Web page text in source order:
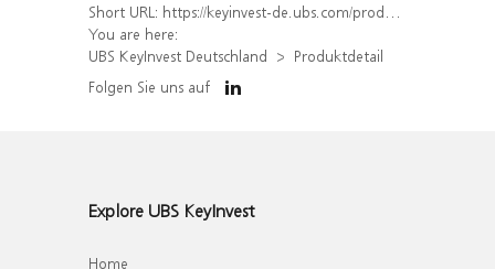
Short URL: https://keyinvest-de.ubs.com/produkt/detail/index/isin/DE000WA34FW1
You are here:
UBS KeyInvest Deutschland
Produktdetail
Folgen Sie uns auf
Explore UBS KeyInvest
Home